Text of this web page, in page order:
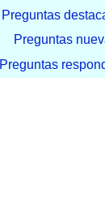
Preguntas
Preguntas
Preguntas